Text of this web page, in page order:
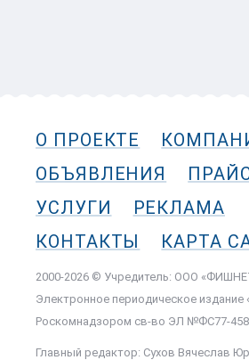
О ПРОЕКТЕ
ОБЪЯВЛЕНИЯ
УСЛУГИ
РЕКЛАМА
КОНТАКТЫ
КАРТА
2000-2026 © Учредитель: ООО
Электронное периодическое издание
Роскомнадзором cв-во ЭЛ №ФС77-
Главный редактор: Сухов Вячеслав